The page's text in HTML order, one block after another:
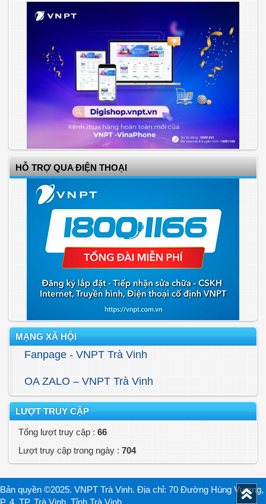
HỖ TRỢ QUA ĐIỆN THOẠI
MẠNG XÃ HỘI
Fanpage - VNPT Trà Vinh
OA ZALO – VNPT Trà Vinh
LƯỢT TRUY CẬP
Tổng lượt truy cập : 66
Lượt truy cập trong ngày : 704
Bản quyền ©2025. VNPT Trà Vinh. Địa chỉ: 70 Đường Hùng Vương,
P. 4, TP. Trà Vinh, Tỉnh Trà Vinh